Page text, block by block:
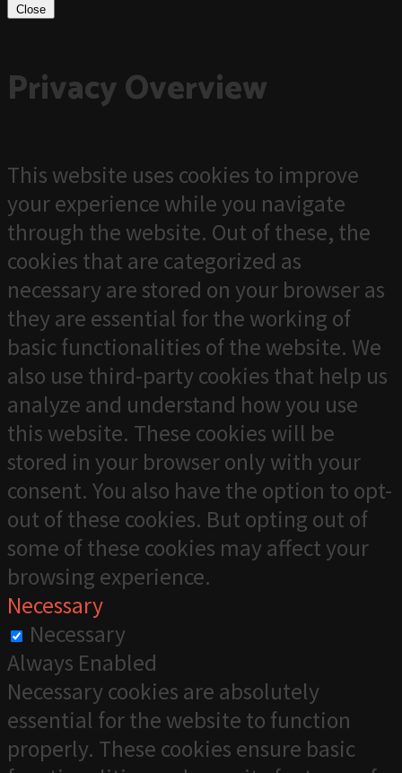
Close
Privacy Overview
This website uses cookies to improve
your experience while you navigate
through the website. Out of these, the
cookies that are categorized as
necessary are stored on your browser as
they are essential for the working of
basic functionalities of the website. We
also use third-party cookies that help us
analyze and understand how you use
this website. These cookies will be
stored in your browser only with your
consent. You also have the option to opt-
out of these cookies. But opting out of
some of these cookies may affect your
browsing experience.
Necessary
Necessary
Always Enabled
Necessary cookies are absolutely
essential for the website to function
properly. These cookies ensure basic